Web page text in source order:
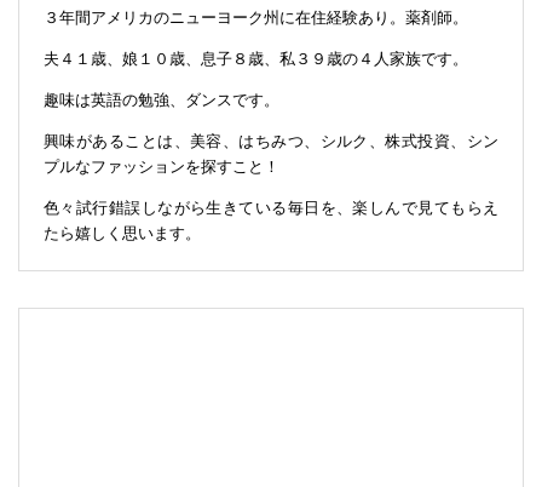
３年間アメリカのニューヨーク州に在住経験あり。薬剤師。
夫４１歳、娘１０歳、息子８歳、私３９歳の４人家族です。
趣味は英語の勉強、ダンスです。
興味があることは、美容、はちみつ、シルク、株式投資、シン
プルなファッションを探すこと！
色々試行錯誤しながら生きている毎日を、楽しんで見てもらえ
たら嬉しく思います。